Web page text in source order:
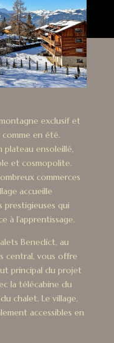
exclusif et
en été.
plateau ensoleillé,
et cosmopolite.
commerces
accueille
prestigieuses qui
à l’apprentissage.
Benedict, au
central, vous offre
principal du projet
la télécabine du
chalet. Le village,
accessibles en